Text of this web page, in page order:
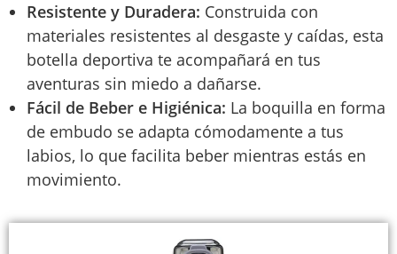
Resistente y Duradera: Construida con
materiales resistentes al desgaste y caídas, esta
botella deportiva te acompañará en tus
aventuras sin miedo a dañarse.
Fácil de Beber e Higiénica: La boquilla en forma
de embudo se adapta cómodamente a tus
labios, lo que facilita beber mientras estás en
movimiento.